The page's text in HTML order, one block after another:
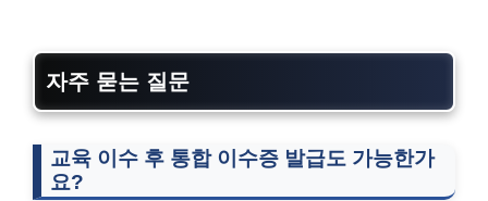
자주 묻는 질문
교육 이수 후 통합 이수증 발급도 가능한가
요?